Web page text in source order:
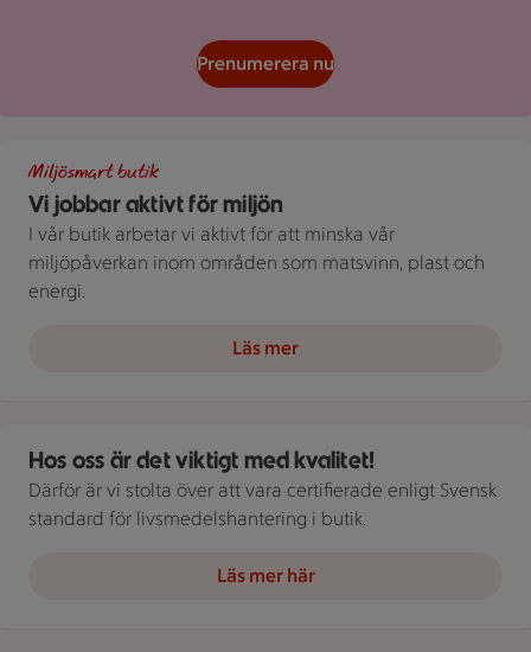
Prenumerera nu
Vi jobbar aktivt för miljön
Miljösmart butik
I vår butik arbetar vi aktivt för att minska vår
miljöpåverkan inom områden som matsvinn, plast och
energi.
Läs mer
Hos oss är det viktigt med kvalitet!
Därför är vi stolta över att vara certifierade enligt Svensk
standard för livsmedelshantering i butik.
Läs mer här